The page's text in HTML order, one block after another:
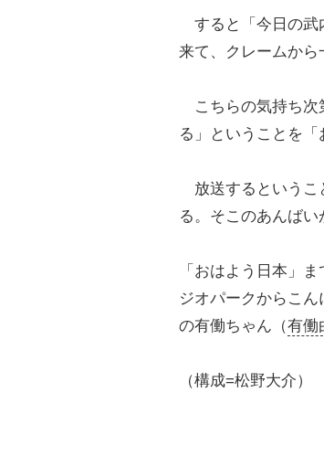
すると「今日の武
来て、クレームから
こちらの気持ち次
る」ということを「
放送するというこ
る。そこのあんばい
「おはよう日本」
ジオパークからこ
の有働ちゃん（有働
（構成=松野大介）